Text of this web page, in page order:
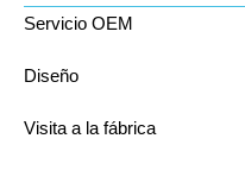
Servicio OEM
Diseño
Visita a la fábrica